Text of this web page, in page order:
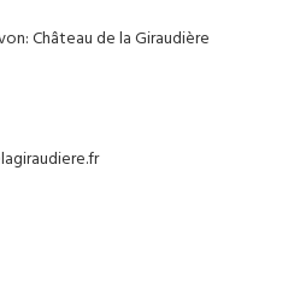
Château de la Giraudière